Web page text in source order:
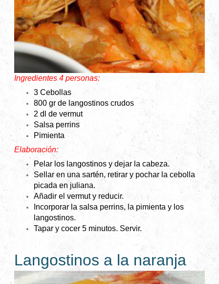
Ingredientes 4 personas:
3 Cebollas
800 gr de langostinos crudos
2 dl de vermut
Salsa perrins
Pimienta
Elaboración:
Pelar los langostinos y dejar la cabeza.
Sellar en una sartén, retirar y pochar la cebolla
picada en juliana.
Añadir el vermut y reducir.
Incorporar la salsa perrins, la pimienta y los
langostinos.
Tapar y cocer 5 minutos. Servir.
Langostinos a la naranja